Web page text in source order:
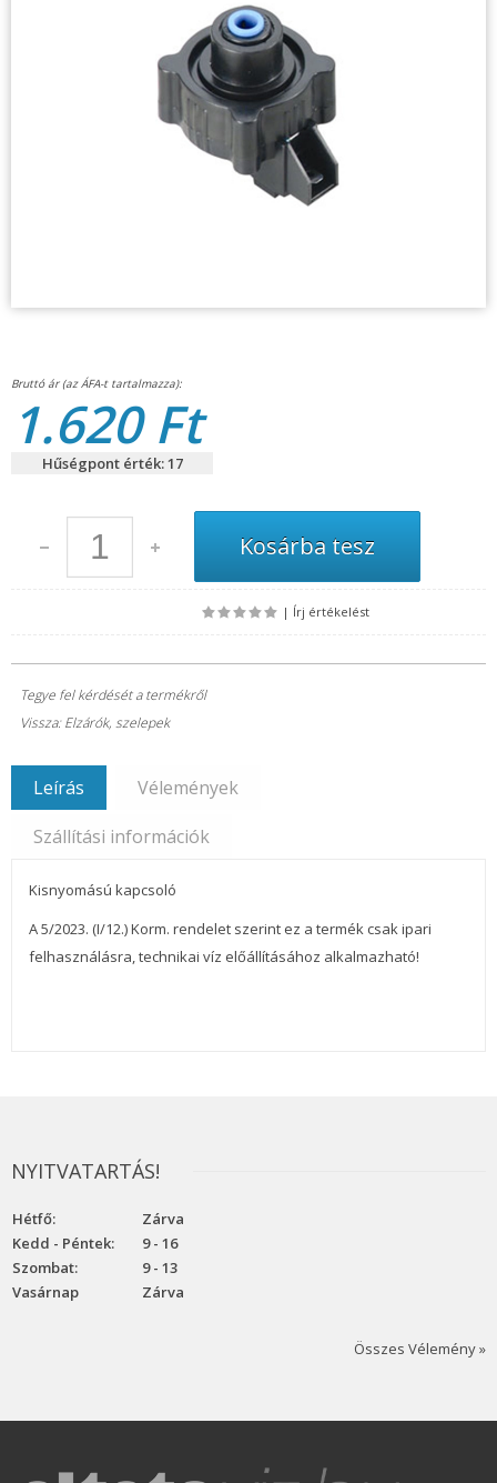
1.620 Ft
Hűségpont érték: 17
| Írj értékelést
Tegye fel kérdését a termékről
Vissza: Elzárók, szelepek
Leírás
Vélemények
Szállítási információk
Kisnyomású kapcsoló
A 5/2023. (I/12.) Korm. rendelet szerint ez a termék csak ipari
felhasználásra, technikai víz előállításához alkalmazható!
NYITVATARTÁS!
Hétfő:
Zárva
Kedd - Péntek:
9 - 16
Szombat:
9 - 13
Vasárnap
Zárva
Összes Vélemény »